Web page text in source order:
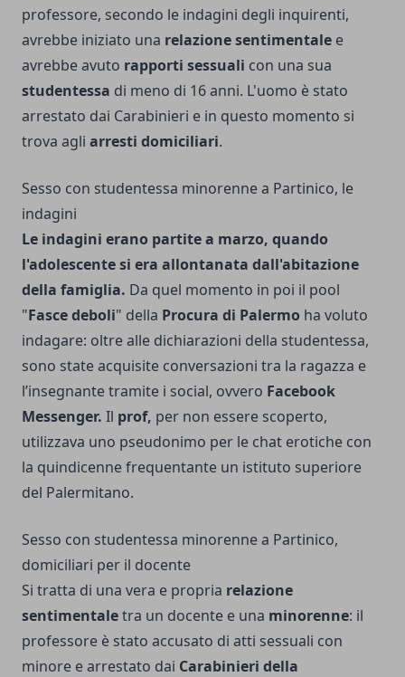
professore, secondo le indagini degli inquirenti,
avrebbe iniziato una relazione sentimentale e
avrebbe avuto rapporti sessuali con una sua
studentessa di meno di 16 anni. L'uomo è stato
arrestato dai Carabinieri e in questo momento si
trova agli arresti domiciliari.
Sesso con studentessa minorenne a Partinico, le
indagini
Le indagini erano partite a marzo, quando
l'adolescente si era allontanata dall'abitazione
della famiglia. Da quel momento in poi il pool
"Fasce deboli" della Procura di Palermo ha voluto
indagare: oltre alle dichiarazioni della studentessa,
sono state acquisite conversazioni tra la ragazza e
l’insegnante tramite i social, ovvero Facebook
Messenger. Il prof, per non essere scoperto,
utilizzava uno pseudonimo per le chat erotiche con
la quindicenne frequentante un istituto superiore
del Palermitano.
Sesso con studentessa minorenne a Partinico,
domiciliari per il docente
Si tratta di una vera e propria relazione
sentimentaletra un docente e una minorenne: il
professore è stato accusato di atti sessuali con
minore e arrestato dai Carabinieri della